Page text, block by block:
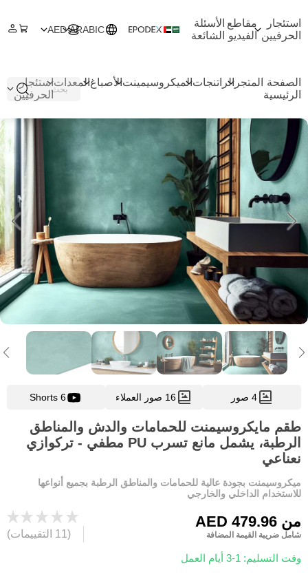
استئجار
الحرفيين
مقاطع
الفيديو
الأسئلة
الشائعة
ARABIC
AED
الصفحة
الرئيسية
المتجر الراتنجاتالميكروسيمينتالأصباغالمعداتاستئجار
الحرفيين
4 صور 16 صور العملاء 6 Shorts
طقم مايكروسيمنت للحمامات والدش والمناطق
الرطبة، يشمل مانع تسرب PU مطفي - تركوازي
نعناعي
ميكروسيمنت بجودة عالية للحمامات والمناطق الرطبة بجميع أنواعها
للاستخدام الداخلي والخارجي
من
شامل ضريبة القيمة المضافة
وقت التسليم: 1-3 أيام العمل
(11 التقييمات)